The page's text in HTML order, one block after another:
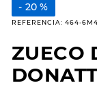
20 %
REFERENCIA: 464-
ZUECO